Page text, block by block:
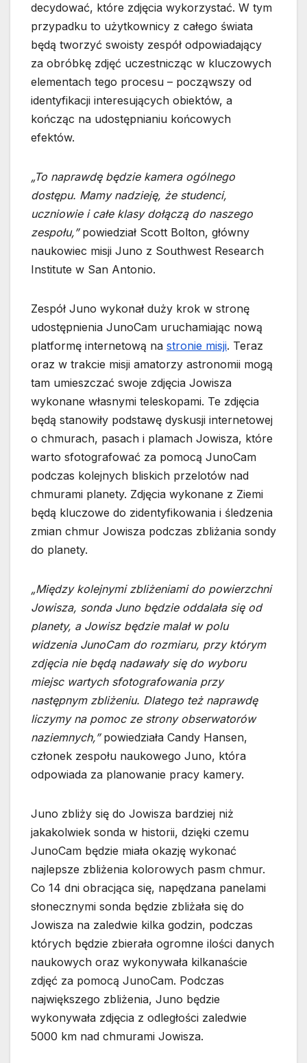
decydować, które zdjęcia wykorzystać. W tym
przypadku to użytkownicy z całego świata
będą tworzyć swoisty zespół odpowiadający
za obróbkę zdjęć uczestnicząc w kluczowych
elementach tego procesu – począwszy od
identyfikacji interesujących obiektów, a
kończąc na udostępnianiu końcowych
efektów.
„To naprawdę będzie kamera ogólnego
dostępu. Mamy nadzieję, że studenci,
uczniowie i całe klasy dołączą do naszego
zespołu,”powiedział Scott Bolton, główny
naukowiec misji Juno z Southwest Research
Institute w San Antonio.
Zespół Juno wykonał duży krok w stronę
udostępnienia JunoCam uruchamiając nową
platformę internetową na stronie misji. Teraz
oraz w trakcie misji amatorzy astronomii mogą
tam umieszczać swoje zdjęcia Jowisza
wykonane własnymi teleskopami. Te zdjęcia
będą stanowiły podstawę dyskusji internetowej
o chmurach, pasach i plamach Jowisza, które
warto sfotografować za pomocą JunoCam
podczas kolejnych bliskich przelotów nad
chmurami planety. Zdjęcia wykonane z Ziemi
będą kluczowe do zidentyfikowania i śledzenia
zmian chmur Jowisza podczas zbliżania sondy
do planety.
„Między kolejnymi zbliżeniami do powierzchni
Jowisza, sonda Juno będzie oddalała się od
planety, a Jowisz będzie malał w polu
widzenia JunoCam do rozmiaru, przy którym
zdjęcia nie będą nadawały się do wyboru
miejsc wartych sfotografowania przy
następnym zbliżeniu. Dlatego też naprawdę
liczymy na pomoc ze strony obserwatorów
naziemnych,”powiedziała Candy Hansen,
członek zespołu naukowego Juno, która
odpowiada za planowanie pracy kamery.
Juno zbliży się do Jowisza bardziej niż
jakakolwiek sonda w historii, dzięki czemu
JunoCam będzie miała okazję wykonać
najlepsze zbliżenia kolorowych pasm chmur.
Co 14 dni obracjąca się, napędzana panelami
słonecznymi sonda będzie zbliżała się do
Jowisza na zaledwie kilka godzin, podczas
których będzie zbierała ogromne ilości danych
naukowych oraz wykonywała kilkanaście
zdjęć za pomocą JunoCam. Podczas
największego zbliżenia, Juno będzie
wykonywała zdjęcia z odległości zaledwie
5000 km nad chmurami Jowisza.